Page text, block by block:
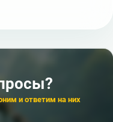
Альфа Радон
и ответим на них